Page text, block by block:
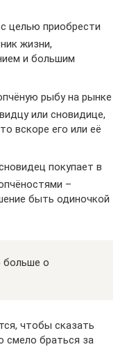
целью приобрести
жизни,
и большим
рыбу на рынке
или сновидице,
вскоре его или её
покупает в
–
быть одиночкой
больше о
чтобы сказать
смело браться за